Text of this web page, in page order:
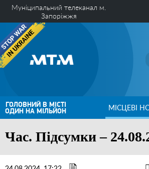
Муніципальний телеканал м.
Запоріжжя
ГОЛОВНИЙ В МІСТІ
ОДИН НА МІЛЬЙОН МІСЦЕВІ
Час. Підсумки –